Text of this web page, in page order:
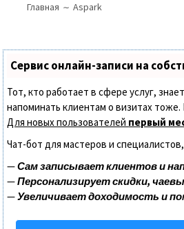
МЕНЮ
САЙТЕ
(ХЛЕБНЫЕ
КРОШКИ)
Главная Aspark
Сервис онлайн-записи на
Тот, кто работает в сфере услуг,
напоминать клиентам о визитах
Для новых пользователей первый
Чат-бот для мастеров и
—Сам записывает клиентов и
—Персонализирует скидки,
—Увеличивает доходимость и